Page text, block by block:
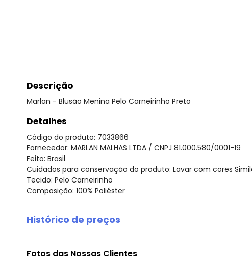
Descrição
Marlan - Blusão Menina Pelo Carneirinho Preto
Detalhes
Código do produto: 7033866
Fornecedor: MARLAN MALHAS LTDA / CNPJ 81.000.580/0001-19
Feito: Brasil
Cuidados para conservação do produto: Lavar com cores
Tecido: Pelo Carneirinho
Composição: 100% Poliéster
Histórico de preços
agosto/2026
Fotos das Nossas Clientes